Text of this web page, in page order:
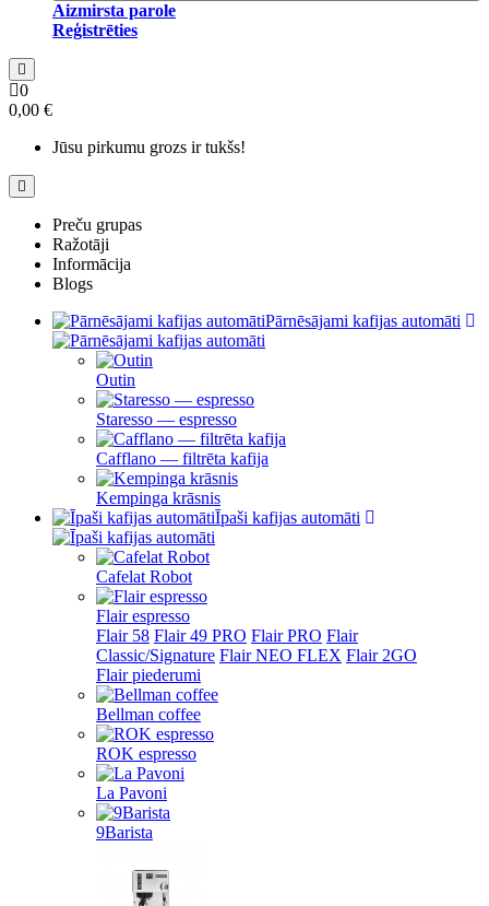
Aizmirsta parole
Reģistrēties
0
0,00 €
Jūsu pirkumu grozs ir tukšs!
Preču grupas
Ražotāji
Informācija
Blogs
Pārnēsājami kafijas automāti
Outin
Staresso — espresso
Cafflano — filtrēta kafija
Kempinga krāsnis
Īpaši kafijas automāti
Cafelat Robot
Flair espresso
Flair 58 Flair 49 PRO Flair PRO Flair
Classic/Signature Flair NEO FLEX Flair 2GO
Flair piederumi
Bellman coffee
ROK espresso
La Pavoni
9Barista